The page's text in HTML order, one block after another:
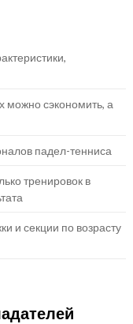
можно сэкономить, а
падел-тенниса
тренировок в
и секции по возрасту